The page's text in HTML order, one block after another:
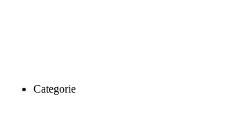
Categorie